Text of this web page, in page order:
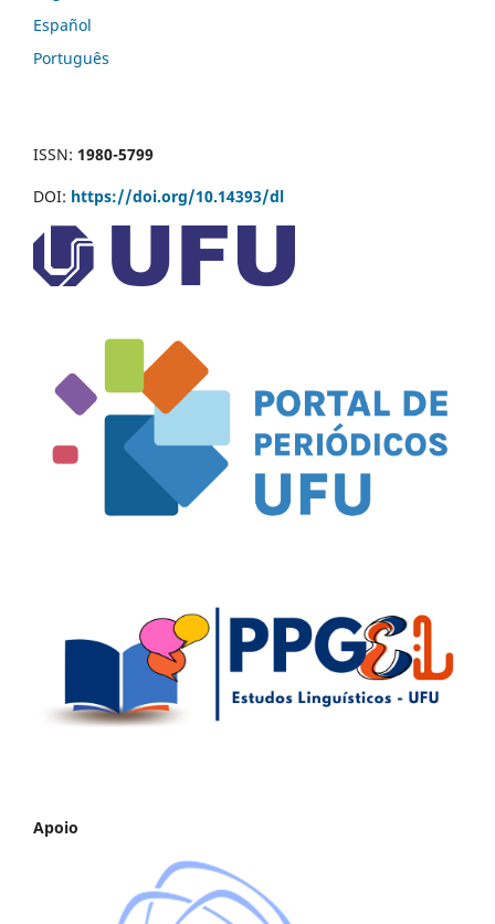
Español
Português
ISSN: 1980-5799
DOI: https://doi.org/10.14393/dl
Apoio